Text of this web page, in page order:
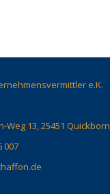
e.K.
Weg 13, 25451 Quickborn
007